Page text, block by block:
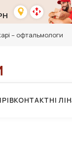
– офтальмологи
КОНТАКТНІ